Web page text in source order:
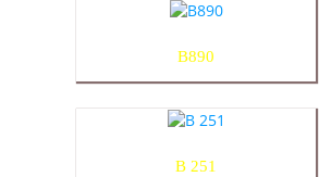
B890
B 251